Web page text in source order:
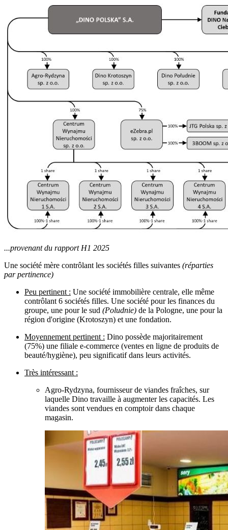
...provenant du rapport H1 2025
Une société mère contrôlant les sociétés filles suivantes (réparties
par pertinence)
Peu pertinent : Une société immobilière centrale, elle même
contrôlant 6 sociétés filles. Une société pour les finances du
groupe, une pour le sud (Poludnie) de la Pologne, une pour la
région d'origine (Krotoszyn) et une fondation.
Moyennement pertinent : Dino possède majoritairement
(75%) une filiale e-commerce (ventes en ligne de produits de
beauté/hygiène), peu significatif dans leurs activités.
Très intéressant :
Agro-Rydzyna, fournisseur de viandes fraîches, sur
laquelle Dino travaille à augmenter les capacités. Les
viandes sont vendues en comptoir dans chaque
magasin.